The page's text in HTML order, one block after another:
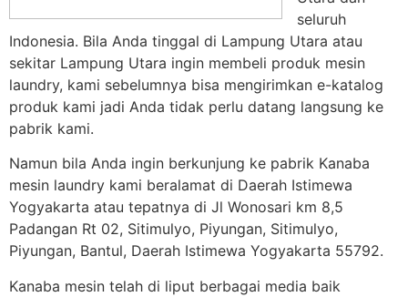
seluruh
Indonesia. Bila Anda tinggal di Lampung Utara atau
sekitar Lampung Utara ingin membeli produk mesin
laundry, kami sebelumnya bisa mengirimkan e-katalog
produk kami jadi Anda tidak perlu datang langsung ke
pabrik kami.
Namun bila Anda ingin berkunjung ke pabrik Kanaba
mesin laundry kami beralamat di Daerah Istimewa
Yogyakarta atau tepatnya di Jl Wonosari km 8,5
Padangan Rt 02, Sitimulyo, Piyungan, Sitimulyo,
Piyungan, Bantul, Daerah Istimewa Yogyakarta 55792.
Kanaba mesin telah di liput berbagai media baik